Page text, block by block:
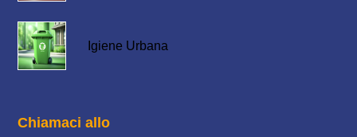
Igiene Urbana
Chiamaci allo